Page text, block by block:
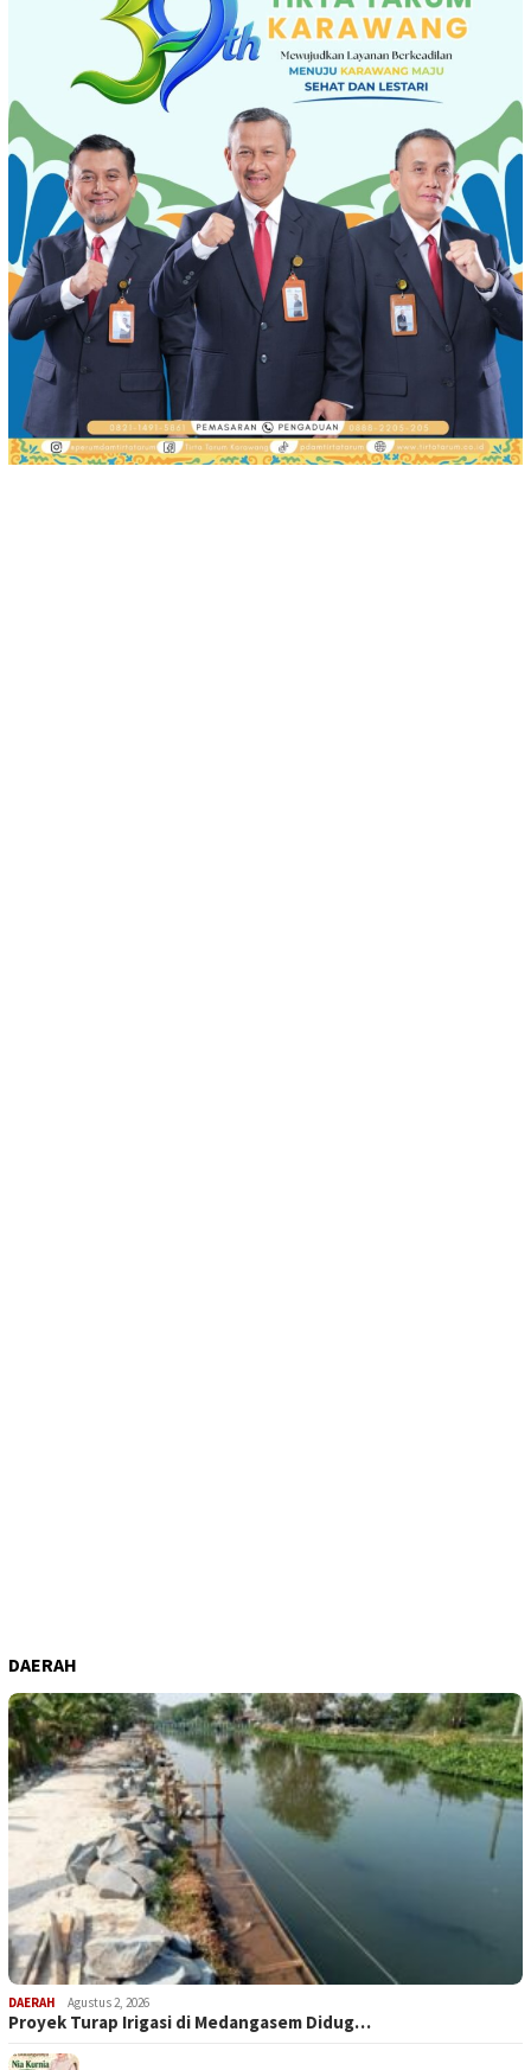
DAERAH
DAERAH Agustus 2, 2026
Proyek Turap Irigasi di Medangasem Didug…